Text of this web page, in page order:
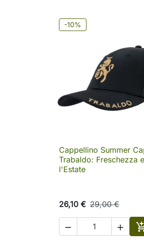
-10%
 Anteprima
Cappellino Summer
Trabaldo: Freschezza
l'Estate
26,10 € 29,00 €
 